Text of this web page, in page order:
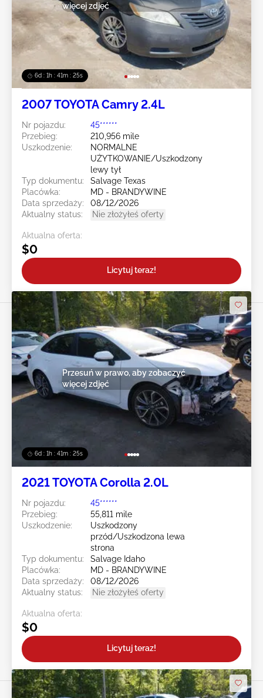
6d : 1h : 41m : 23s
więcej zdjęć
2007 TOYOTA Camry 2.4L
Nr pojazdu:
45******
Przebieg:
210,956 mile
Uszkodzenie:
NORMALNE
UŻYTKOWANIE/Uszkodzony
lewy tył
Typ dokumentu:
Salvage Texas
Placówka:
MD - BRANDYWINE
Data sprzedaży:
08/12/2026
Aktualny status:
Nie złożyłeś oferty
Aktualna oferta:
$0
Licytuj teraz!
6d : 1h : 41m : 23s
Przesuń w prawo, aby zobaczyć
więcej zdjęć
2021 TOYOTA Corolla 2.0L
Nr pojazdu:
45******
Przebieg:
55,811 mile
Uszkodzenie:
Uszkodzony
przód/Uszkodzona lewa
strona
Typ dokumentu:
Salvage Idaho
Placówka:
MD - BRANDYWINE
Data sprzedaży:
08/12/2026
Aktualny status:
Nie złożyłeś oferty
Aktualna oferta:
$0
Licytuj teraz!